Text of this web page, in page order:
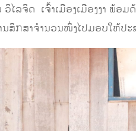
ໄລຈິດ ເຈົ້າເມືອງເມືອງງາ ພ້ອ
ນສຶກສາຈໍານວນໜຶ່ງໄປມອບໃຫ້ປ